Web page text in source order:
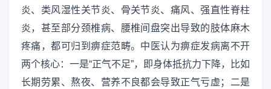
炎、类风湿性关节炎、骨关节炎、痛风、强直性脊柱
炎，甚至部分颈椎病、腰椎间盘突出导致的肢体麻木
疼痛，都可归到痹症范畴。中医认为痹症发病离不开
两个核心：一是“正气不足”，即身体抵抗力下降，比如
长期劳累、熬夜、营养不良都会导致正气亏虚；二是